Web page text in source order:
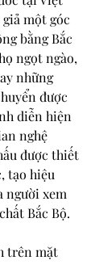
một góc
bằng Bắc
ngọt ngào,
những
được
diễn hiện
nghệ
được thiết
tạo hiệu
người xem
Bắc Bộ.
trên mặt